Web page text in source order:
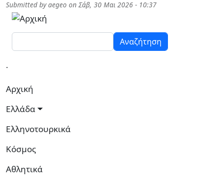
Παράκαμψη προς το κυρίως περιεχόμενο
Submitted byaegeo on Σάβ, 30 Μαι 2026 - 10:37
Αναζήτηση
.
Κεντρική πλοήγηση
Αρχική
Ελλάδα
Ελληνοτουρκικά
Κόσμος
Αθλητικά